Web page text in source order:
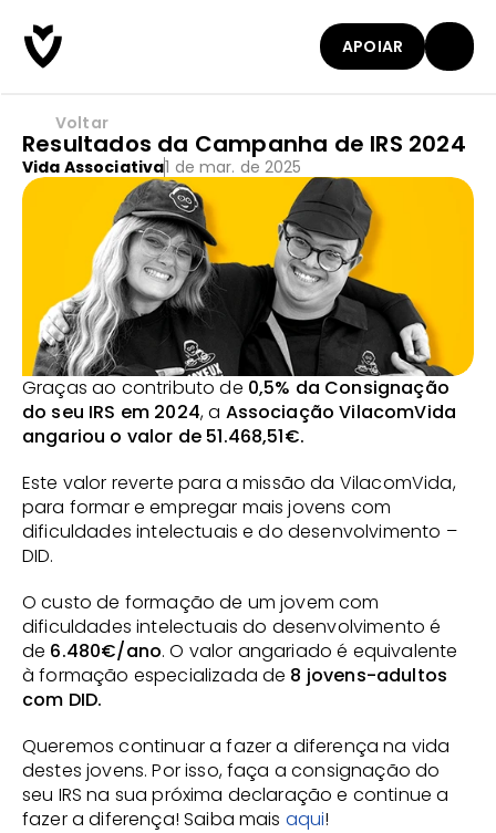
APOIAR
Voltar
Resultados da Campanha de IRS 2024
Vida Associativa1 de mar. de 2025
Graças ao contributo de 0,5% da Consignação
do seu IRS em 2024, a Associação VilacomVida
angariou o valor de 51.468,51€.
Este valor reverte para a missão da VilacomVida,
para formar e empregar mais jovens com
dificuldades intelectuais e do desenvolvimento –
DID.
O custo de formação de um jovem com
dificuldades intelectuais do desenvolvimento é
de 6.480€/ano. O valor angariado é equivalente
à formação especializada de 8 jovens-adultos
com DID.
Queremos continuar a fazer a diferença na vida
destes jovens. Por isso, faça a consignação do
seu IRS na sua próxima declaração e continue a
fazer a diferença! Saiba mais aqui!